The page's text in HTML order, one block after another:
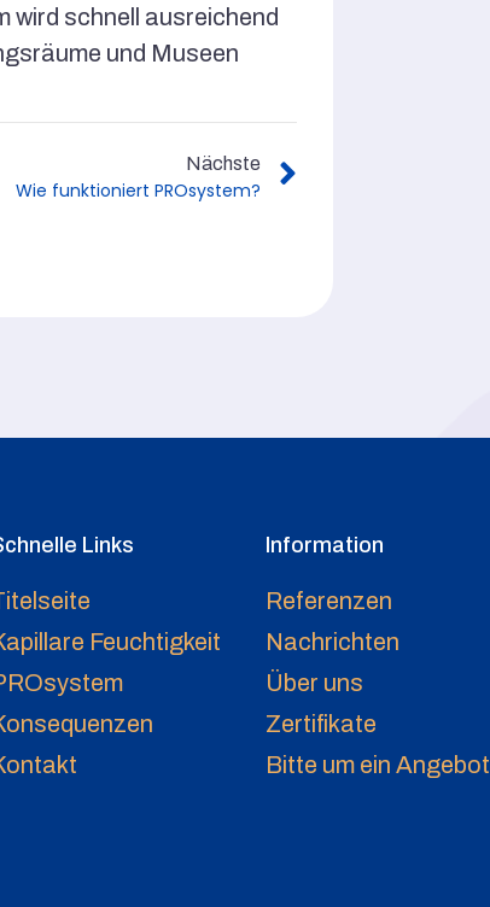
wird schnell ausreichend
und Museen
Nächste
Wie funktioniert PROsystem?
Links
Feuchtigkeit
Information
Referenzen
Nachrichten
Über uns
Zertifikate
Bitte um ein Angebot